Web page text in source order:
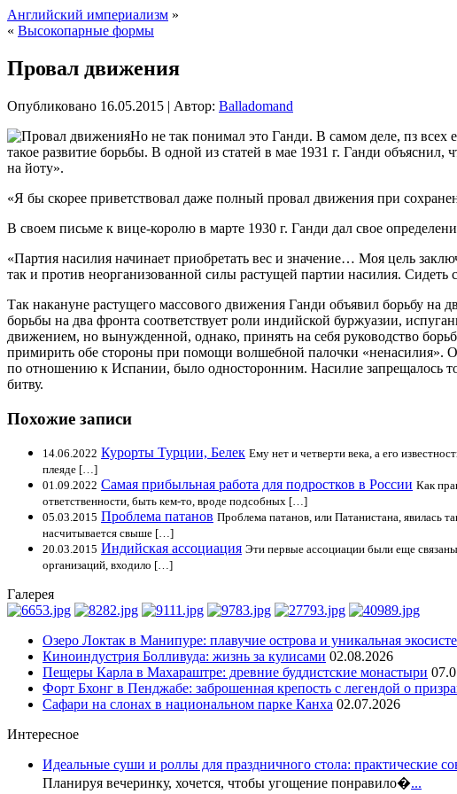
Английский империализм »
« Высокопарные формы
Провал движения
Опубликовано 16.05.2015 | Автор: Balladomand
Но не так понимал это Ганди. В самом деле, пз всех
такое развитие борьбы. В одной из статей в мае 1931 г. Ганди
на йоту».
«Я бы скорее приветствовал даже полный провал движения при
В своем письме к вице-королю в марте 1930 г. Ганди дал свое
«Партия насилия начинает приобретать вес и значение… Моя цель
так и против неорганизованной силы растущей партии насилия.
Так накануне растущего массового движения Ганди объявил борьбу на
борьбы на два фронта соответствует роли индийской буржуазии,
движением, но вынужденной, однако, принять на себя руководство
примирить обе стороны при помощи волшебной палочки «ненасилия».
по отношению к Испании, было односторонним. Насилие запрещалось
битву.
Похожие записи
14.06.2022 Курорты Турции, Белек Ему нет и четверти века, а его
плеяде […]
01.09.2022 Самая прибыльная работа для подростков в России Как
ответственности, быть кем-то, вроде подсобных […]
05.03.2015 Проблема патанов Проблема патанов, или Патанистана, явилась
насчитывается свыше […]
20.03.2015 Индийская ассоциация Эти первые ассоциации были еще
организаций, входило […]
Галерея
Озеро Локтак в Манипуре: плавучие острова и уникальная
Киноиндустрия Болливуда: жизнь за кулисами 02.08.2026
Пещеры Карла в Махараштре: древние буддистские монастыри
Форт Бхонг в Пенджабе: заброшенная крепость с легендой о
Сафари на слонах в национальном парке Канха 02.07.2026
Интересное
Идеальные суши и роллы для праздничного стола: практические
Планируя вечеринку, хочется, чтобы угощение понравило�...